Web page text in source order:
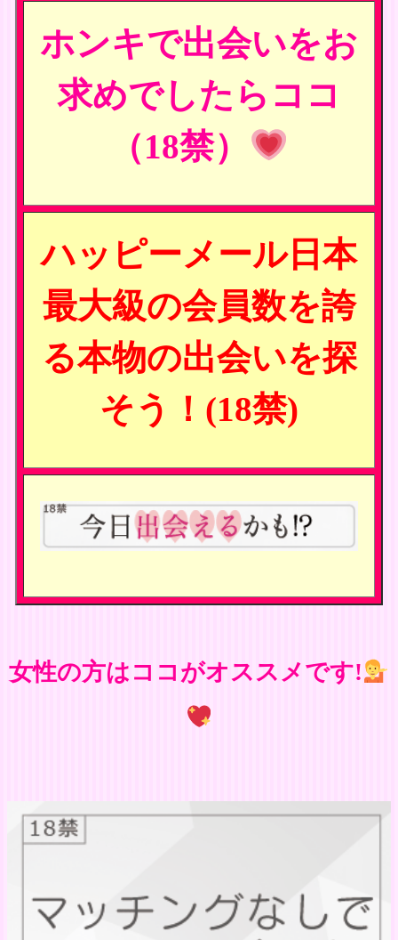
ホンキで出会いをお
求めでしたらココ
（18禁）
ハッピーメール日本
最大級の会員数を誇
る本物の出会いを探
そう！(18禁)
女性の方はココがオススメです!